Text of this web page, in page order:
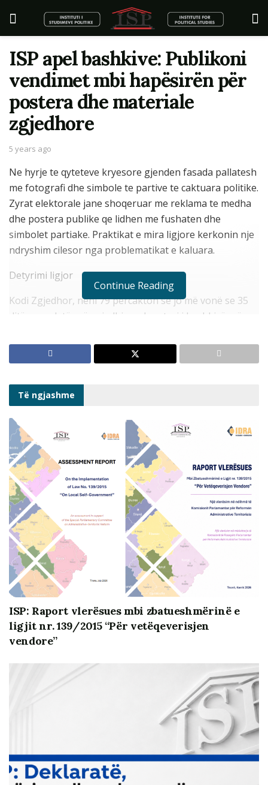
ISP apel bashkive: Publikoni
vendimet mbi hapësirën për
postera dhe materiale
zgjedhore
5 years ago
Ne hyrje te qyteteve kryesore gjenden fasada pallatesh
me fotografi dhe simbole te partive te caktuara politike.
Zyrat elektorale jane shoqeruar me reklama te medha
dhe postera publike qe lidhen me fushaten dhe
simbolet partiake. Praktikat e mira ligjore kerkonin nje
ndryshim cilesor nga problematikat e kaluara.
Detyrimi ligjor
Kodi Zgjedhor, neni 79 përcakton se jo më vonë se 35
ditë para datës së zgjedhjeve, kryetari i bashkisë, në
publike në territorin e bashkisë përkatëse për
afishimin prej partive politike dhe subjekteve zgjedhore
Problemi
Afati 35 ditor ka përfunduar kohë më parë dhe ende
shumica e bashkive nuk kanë bërë publike vendet për
materialet propagandistike, sipas ligjit. Parti të
caktuara, me mbështetja nga pushteti vendor, kanë
vendosur ndërkohë postera dhe elementë të tjera, pa
respektuar kriteret ligjore, duke krijuar pabarazi për
subjektet dhe situatë konfliktuale me ligjin.
Zgjidhja
KQZ tu kërkojë bashkive kopje të vendimit sipas nenit
79, dhe publikimin e vendeve përkatëse për postera
dhe materiale zgjedhore. KQZ të përdor kompetencat e
tij për të imponuar respektimin integral të Kodit
Zgjedhor dhe barazi për cdo subjekt dhe në të gjithë
Instituti i Studimeve Politike (ISP) është duke
monitoruar KQZ dhe fushatën elektorale, si pjesë të
“Monitoring the 2021
Parliamentary Elections in Albania”mbështetur
financiarisht nga qeveria e Mbretërisë së Bashkuar
përmes ambasadës britanike në Tiranë.
Continue Reading
Të ngjashme
ISP: Raport vlerësues mbi zbatueshmërinë e
ligjit nr. 139/2015 “Për vetëqeverisjen
vendore”